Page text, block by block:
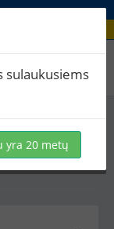
alus
sulaukusiems
yra 20 metų